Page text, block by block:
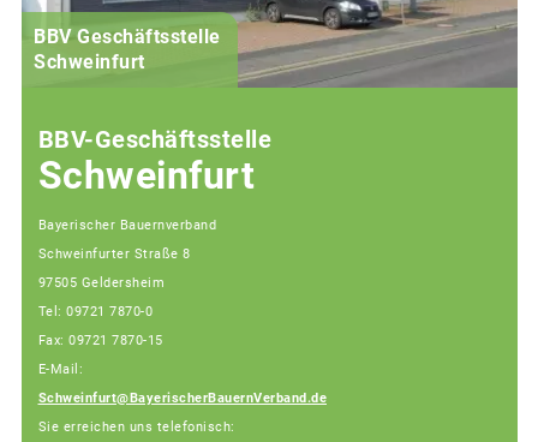
BBV Geschäftsstelle
Schweinfurt
BBV-Geschäftsstelle
Schweinfurt
Bayerischer Bauernverband
Schweinfurter Straße 8
97505 Geldersheim
Tel: 09721 7870-0
Fax: 09721 7870-15
E-Mail:
Schweinfurt@BayerischerBauernVerband.de
Sie erreichen uns telefonisch: